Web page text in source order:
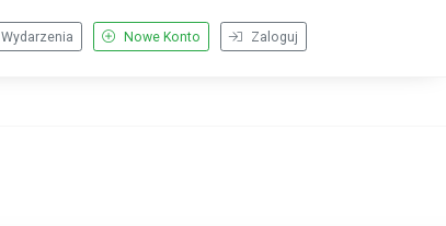
Zaloguj
Nowe Konto
Wydarzenia